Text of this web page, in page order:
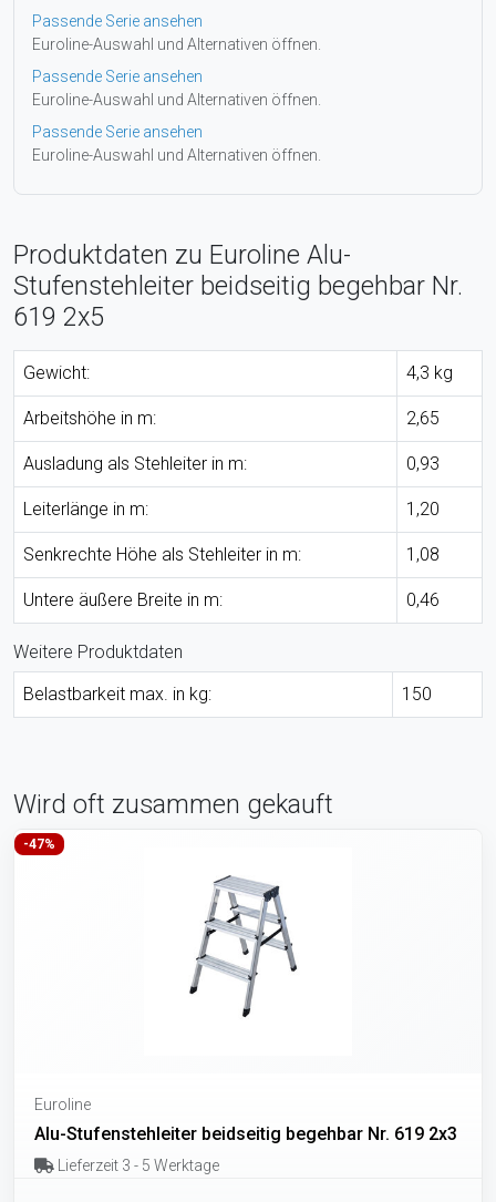
Passende Serie ansehen
Euroline-Auswahl und Alternativen öffnen.
Passende Serie ansehen
Euroline-Auswahl und Alternativen öffnen.
Passende Serie ansehen
Euroline-Auswahl und Alternativen öffnen.
Produktdaten zu Euroline Alu-
Stufenstehleiter beidseitig begehbar Nr.
619 2x5
Gewicht: 4,3 kg
Arbeitshöhe in m: 2,65
Ausladung als Stehleiter in m: 0,93
Leiterlänge in m: 1,20
Senkrechte Höhe als Stehleiter in m: 1,08
Untere äußere Breite in m: 0,46
Weitere Produktdaten
Belastbarkeit max. in kg:
150
Wird oft zusammen gekauft
-47%
Euroline
Alu-Stufenstehleiter beidseitig begehbar Nr. 619 2x3
Lieferzeit 3 - 5 Werktage